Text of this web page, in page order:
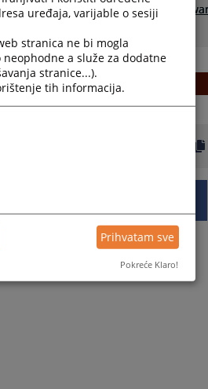
uređaja, varijable o sesiji
stranica ne bi mogla
a služe za dodatne
stranice...).
tih informacija.
Prihvatam sve
Pokreće Klaro!